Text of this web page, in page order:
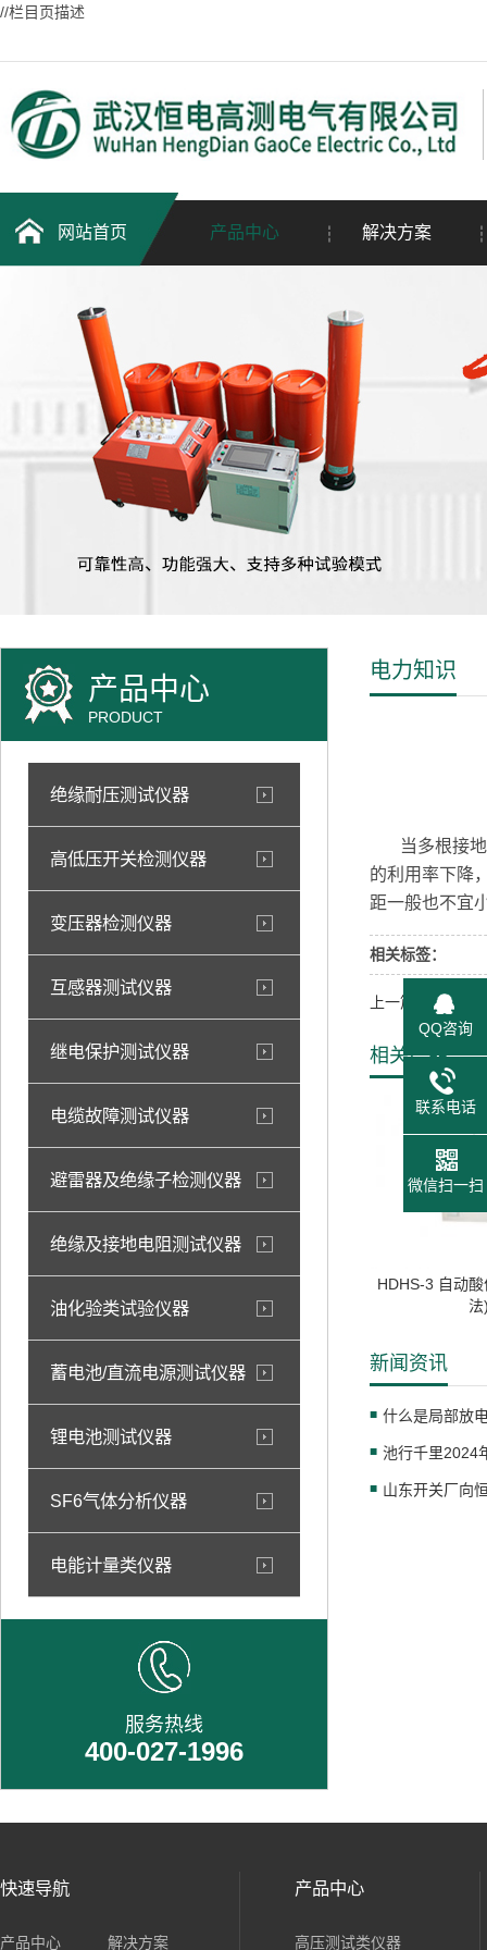
//栏目页描述
网站首页 产品中心 解决方案
产品中心
PRODUCT
绝缘耐压测试仪器
高低压开关检测仪器
变压器检测仪器
互感器测试仪器
继电保护测试仪器
电缆故障测试仪器
避雷器及绝缘子检测仪器
绝缘及接地电阻测试仪器
油化验类试验仪器
蓄电池/直流电源测试仪器
锂电池测试仪器
SF6气体分析仪器
电能计量类仪器
服务热线
400-027-1996
电力知识
当多根接地
的利用率下降
距一般也不宜
相关标签：
上一篇：铁芯多
相关产品
HDHS-3 自动
法
新闻资讯
什么是局部放
池行千里2024
快速导航
产品中心 解决方案
产品中心
高压测试类仪器
QQ咨询
联系电话
微信扫一扫